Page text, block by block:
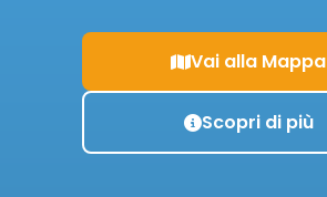
Vai alla Mappa
Scopri di più